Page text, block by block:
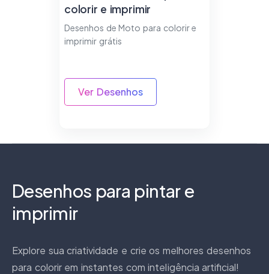
colorir e imprimir
Desenhos de Moto para colorir e
imprimir grátis
Ver Desenhos
Desenhos para pintar e
imprimir
Explore sua criatividade e crie os melhores desenhos
para colorir em instantes com inteligência artificial!